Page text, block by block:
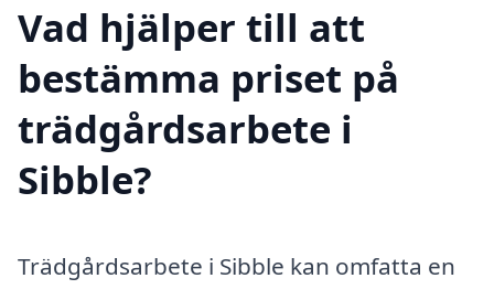
Vad hjälper till att
bestämma priset på
trädgårdsarbete i
Sibble?
Trädgårdsarbete i Sibble kan omfatta en